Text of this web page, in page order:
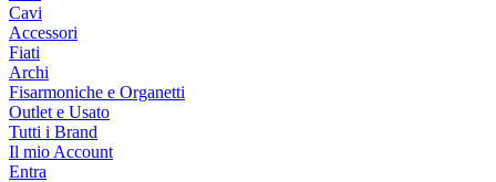
Cavi
Accessori
Fiati
Archi
Fisarmoniche e Organetti
Outlet e Usato
Tutti i Brand
Il mio Account
Entra